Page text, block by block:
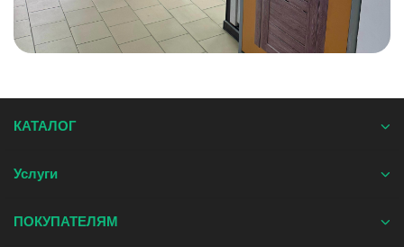
КАТАЛОГ
Услуги
ПОКУПАТЕЛЯМ